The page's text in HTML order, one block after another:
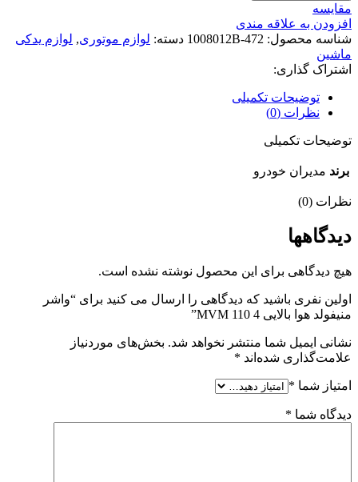
مقایسه
افزودن به علاقه مندی
شناسه محصول: 472-1008012B دسته: لوازم موتوری, لوازم یدکی
ماشین
اشتراک گذاری:
توضیحات تکمیلی
نظرات (0)
توضیحات تکمیلی
برند مدیران خودرو
نظرات (0)
دیدگاهها
هیچ دیدگاهی برای این محصول نوشته نشده است.
اولین نفری باشید که دیدگاهی را ارسال می کنید برای “واشر
منیفولد هوا بالایی MVM 110 4”
نشانی ایمیل شما منتشر نخواهد شد. بخش‌های موردنیاز
علامت‌گذاری شده‌اند *
امتیاز شما *
دیدگاه شما *